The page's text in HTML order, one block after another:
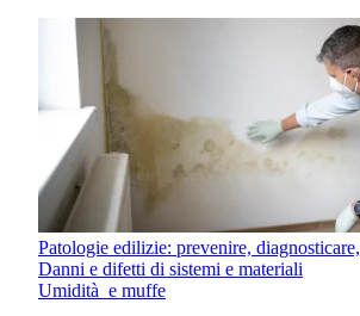
Patologie edilizie: prevenire,
Danni e difetti di sistemi e materiali
Umidità e muffe